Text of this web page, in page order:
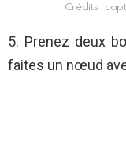
Crédits :
5. Prenez deux
faites un nœud